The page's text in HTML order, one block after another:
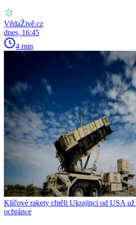
VědaŽivě.cz
dnes, 16:45
4 min
Klíčové rakety chtěli Ukrajinci od USA
ochránce